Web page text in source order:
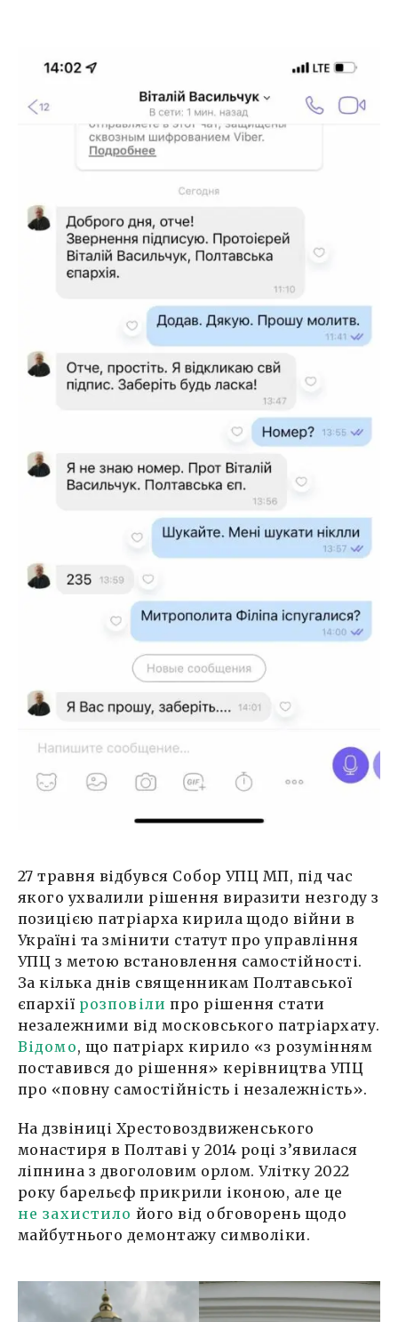
27 травня відбувся Собор УПЦ МП, під час
якого ухвалили рішення виразити незгоду з
позицією патріарха кирила щодо війни в
Україні та змінити статут про управління
УПЦ з метою встановлення самостійності.
За кілька днів священникам Полтавської
єпархії розповіли про рішення стати
незалежними від московського патріархату.
Відомо, що патріарх кирило «з розумінням
поставився до рішення» керівництва УПЦ
про «повну самостійність і незалежність».
На дзвіниці Хрестовоздвиженського
монастиря в Полтаві у 2014 році з’явилася
ліпнина з двоголовим орлом. Улітку 2022
року барельєф прикрили іконою, але це
не захистило його від обговорень щодо
майбутнього демонтажу символіки.